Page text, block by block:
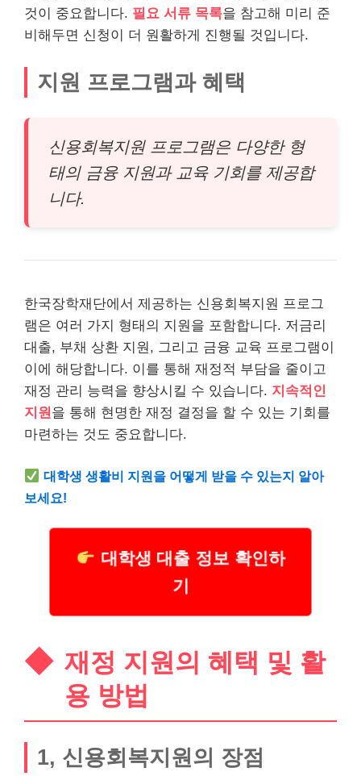
것이 중요합니다. 필요 서류 목록을 참고해 미리 준
비해두면 신청이 더 원활하게 진행될 것입니다.
지원 프로그램과 혜택
신용회복지원 프로그램은 다양한 형
태의 금융 지원과 교육 기회를 제공합
니다.
한국장학재단에서 제공하는 신용회복지원 프로그
램은 여러 가지 형태의 지원을 포함합니다. 저금리
대출, 부채 상환 지원, 그리고 금융 교육 프로그램이
이에 해당합니다. 이를 통해 재정적 부담을 줄이고
재정 관리 능력을 향상시킬 수 있습니다. 지속적인
지원 을 통해 현명한 재정 결정을 할 수 있는 기회를
마련하는 것도 중요합니다.
대학생 생활비 지원을 어떻게 받을 수 있는지 알아
보세요!
대학생 대출 정보 확인하
기
재정 지원의 혜택 및 활
용 방법
1, 신용회복지원의 장점